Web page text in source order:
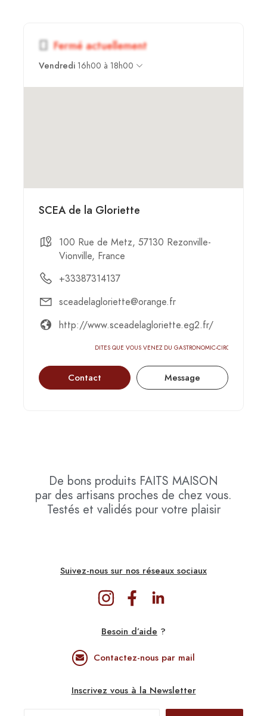
Fermé actuellement
Vendredi 16h00 à 18h00
SCEA de la Gloriette
100 Rue de Metz, 57130 Rezonville-
Vionville, France
+33387314137
sceadelagloriette@orange.fr
http://www.sceadelagloriette.eg2.fr/
DITES QUE VOUS VENEZ DU GASTRONOMIC-CIRCUS
Contact Message
De bons produits FAITS MAISON
par des artisans proches de chez vous.
Testés et validés pour votre plaisir
Suivez-nous sur nos réseaux sociaux
Besoin d’aide ?
Contactez-nous par mail
Inscrivez vous à la Newsletter